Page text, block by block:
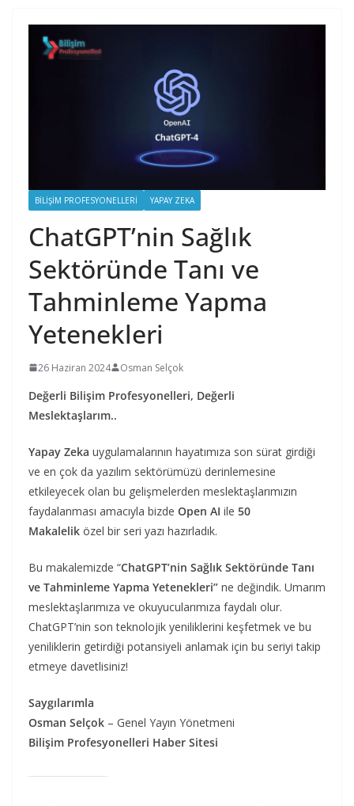
BILIŞIM PROFESYONELLERI YAPAY ZEKA
ChatGPT’nin Sağlık
Sektöründe Tanı ve
Tahminleme Yapma
Yetenekleri
26 Haziran 2024 Osman Selçok
Değerli Bilişim Profesyonelleri, Değerli
Meslektaşlarım..
Yapay Zeka uygulamalarının hayatımıza son sürat girdiği
ve en çok da yazılım sektörümüzü derinlemesine
etkileyecek olan bu gelişmelerden meslektaşlarımızın
faydalanması amacıyla bizde Open AI ile 50
Makalelik özel bir seri yazı hazırladık.
Bu makalemizde “ChatGPT’nin Sağlık Sektöründe Tanı
ve Tahminleme Yapma Yetenekleri” ne değindik. Umarım
meslektaşlarımıza ve okuyucularımıza faydalı olur.
ChatGPT’nin son teknolojik yeniliklerini keşfetmek ve bu
yeniliklerin getirdiği potansiyeli anlamak için bu seriyi takip
etmeye davetlisiniz!
Saygılarımla
Osman Selçok – Genel Yayın Yönetmeni
Bilişim Profesyonelleri Haber Sitesi